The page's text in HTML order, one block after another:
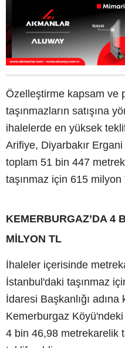
Özelleştirme kapsam ve
taşınmazların satışına
ihalelerde en yüksek
Arifiye, Diyarbakır
toplam 51 bin 447
taşınmaz için 615
KEMERBURGAZ’DA 4
MİLYON TL
İhaleler içerisinde
İstanbul'daki taşınmaz
İdaresi Başkanlığı adına
Kemerburgaz
4 bin 46,98 metrekarelik